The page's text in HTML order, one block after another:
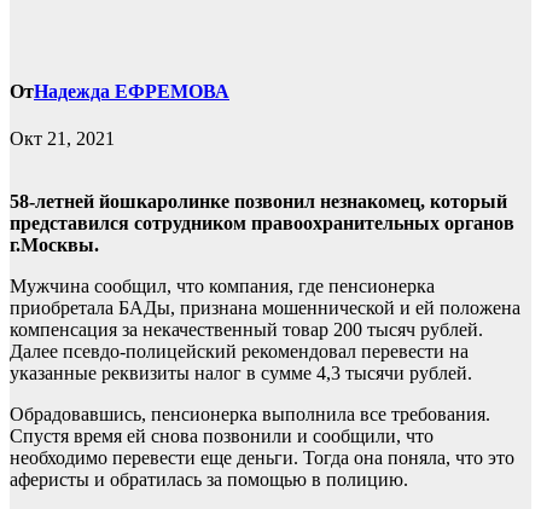
ОтНадежда ЕФРЕМОВА
Окт 21, 2021
58-летней йошкаролинке позвонил незнакомец, который
представился сотрудником правоохранительных органов
г.Москвы.
Мужчина сообщил, что компания, где пенсионерка
приобретала БАДы, признана мошеннической и ей положена
компенсация за некачественный товар 200 тысяч рублей.
Далее псевдо-полицейский рекомендовал перевести на
указанные реквизиты налог в сумме 4,3 тысячи рублей.
Обрадовавшись, пенсионерка выполнила все требования.
Спустя время ей снова позвонили и сообщили, что
необходимо перевести еще деньги. Тогда она поняла, что это
аферисты и обратилась за помощью в полицию.